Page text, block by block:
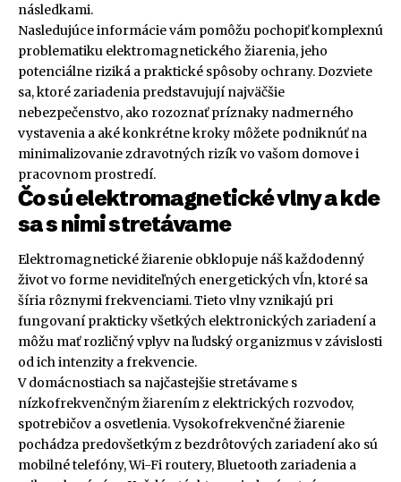
následkami.
Nasledujúce informácie vám pomôžu pochopiť komplexnú
problematiku elektromagnetického žiarenia, jeho
potenciálne riziká a praktické spôsoby ochrany. Dozviete
sa, ktoré zariadenia predstavujují najväčšie
nebezpečenstvo, ako rozoznať príznaky nadmerného
vystavenia a aké konkrétne kroky môžete podniknúť na
minimalizovanie zdravotných rizík vo vašom domove i
pracovnom prostredí.
Čo sú elektromagnetické vlny a kde
sa s nimi stretávame
Elektromagnetické žiarenie obklopuje náš každodenný
život vo forme neviditeľných energetických vĺn, ktoré sa
šíria rôznymi frekvenciami. Tieto vlny vznikajú pri
fungovaní prakticky všetkých elektronických zariadení a
môžu mať rozličný vplyv na ľudský organizmus v závislosti
od ich intenzity a frekvencie.
V domácnostiach sa najčastejšie stretávame s
nízkofrekvenčným žiarením z elektrických rozvodov,
spotrebičov a osvetlenia. Vysokofrekvenčné žiarenie
pochádza predovšetkým z bezdrôtových zariadení ako sú
mobilné telefóny, Wi-Fi routery, Bluetooth zariadenia a